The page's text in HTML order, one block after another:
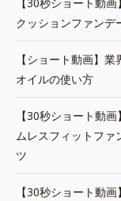
クッションファンデ
【ショート動画】
オイルの使い方
【30秒ショート動
ムレスフィットファ
ツ
【30秒ショート動